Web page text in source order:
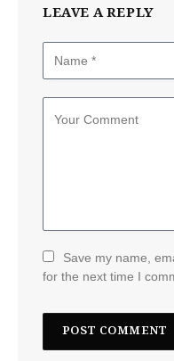
LEAVE A REPLY
Save my name,
for the next time I